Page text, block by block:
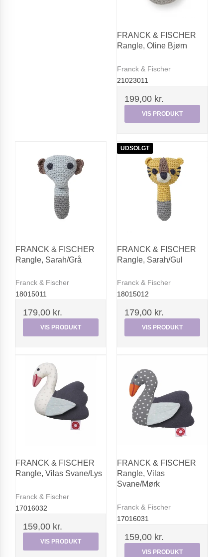
FRANCK & FISCHER
Rangle, Oline Bjørn
Franck & Fischer
21023011
199,00 kr.
VIS PRODUKT
FRANCK & FISCHER
Rangle, Sarah/Grå
Franck & Fischer
18015011
179,00 kr.
VIS PRODUKT
UDSOLGT
FRANCK & FISCHER
Rangle, Sarah/Gul
Franck & Fischer
18015012
179,00 kr.
VIS PRODUKT
FRANCK & FISCHER
Rangle, Vilas Svane/Lys
Franck & Fischer
17016032
159,00 kr.
VIS PRODUKT
FRANCK & FISCHER
Rangle, Vilas
Svane/Mørk
Franck & Fischer
17016031
159,00 kr.
VIS PRODUKT